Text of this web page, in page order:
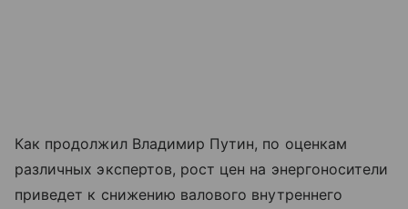
Как продолжил Владимир Путин, по оценкам
различных экспертов, рост цен на энергоносители
приведет к снижению валового внутреннего